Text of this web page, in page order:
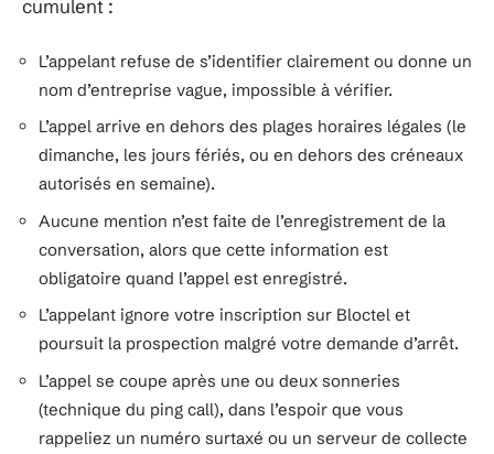
cumulent :
L’appelant refuse de s’identifier clairement ou donne un
nom d’entreprise vague, impossible à vérifier.
L’appel arrive en dehors des plages horaires légales (le
dimanche, les jours fériés, ou en dehors des créneaux
autorisés en semaine).
Aucune mention n’est faite de l’enregistrement de la
conversation, alors que cette information est
obligatoire quand l’appel est enregistré.
L’appelant ignore votre inscription sur Bloctel et
poursuit la prospection malgré votre demande d’arrêt.
L’appel se coupe après une ou deux sonneries
(technique du ping call), dans l’espoir que vous
rappeliez un numéro surtaxé ou un serveur de collecte